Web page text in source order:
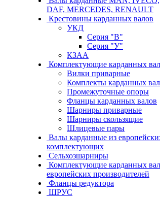
DAF, MERCEDES, RENAULT
Крестовины карданных валов
УКД
Серия "В"
Серия "У"
КЗАА
Комплектующие карданных
Вилки приварные
Комплекты карданных
Промежуточные опоры
Фланцы карданных валов
Шарниры приварные
Шарниры скользящие
Шлицевые пары
Валы карданные из
комплектующих
Сельхозшарниры
Комплектующие карданных
европейских производителей
Фланцы редуктора
ШРУС